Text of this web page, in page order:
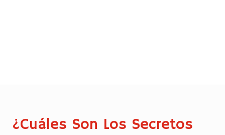
¿Cuáles Son Los Secretos